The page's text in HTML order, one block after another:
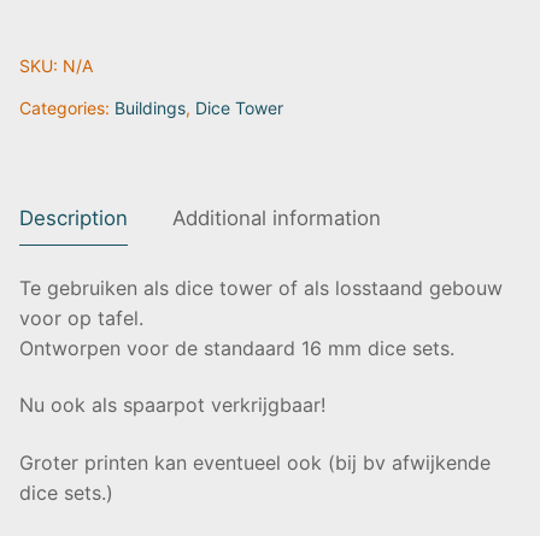
Born
|
SKU: N/A
Categories: Buildings, Dice Tower
Description Additional information
Te gebruiken als dice tower of als losstaand gebouw
voor op tafel.
Ontworpen voor de standaard 16 mm dice sets.
Nu ook als spaarpot verkrijgbaar!
Groter printen kan eventueel ook (bij bv afwijkende
dice sets.)